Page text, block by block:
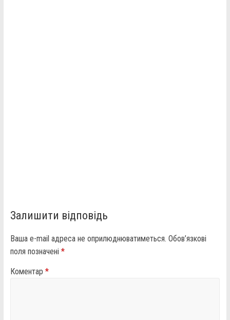
Залишити відповідь
Ваша e-mail адреса не оприлюднюватиметься. Обов’язкові
поля позначені *
Коментар *